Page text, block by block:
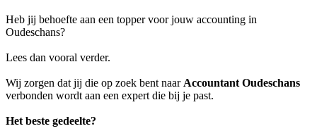
Heb jij behoefte aan een topper voor jouw accounting in
Oudeschans?
Lees dan vooral verder.
Wij zorgen dat jij die op zoek bent naarAccountant Oudeschans
verbonden wordt aan een expert die bij je past.
Het beste gedeelte?